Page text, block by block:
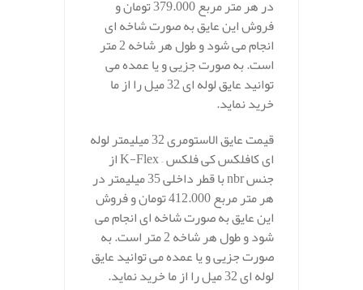
در هر متر مربع 379.000 تومان و
فروش این عایق به صورت شاخه ای
انجام می شود و طول هر شاخه 2 متر
است. به صورت جزیی و یا عمده می
توانید عایق لوله ای 32 میل را از ما
خرید نماید.
قیمت عایق الاستومری 32 میلیمتر لوله
ای کافلکس کی فلکس – K-Flex از
جنس nbr با قطر داخلی 35 میلیمتر در
هر متر مربع 412.000 تومان و فروش
این عایق به صورت شاخه ای انجام می
شود و طول هر شاخه 2 متر است. به
صورت جزیی و یا عمده می توانید عایق
لوله ای 32 میل را از ما خرید نماید.